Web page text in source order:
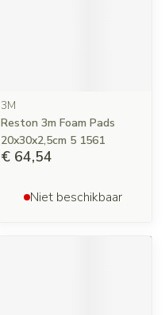
3M
Reston 3m Foam Pads
20x30x2,5cm 5 1561
€ 64,54
Niet beschikbaar